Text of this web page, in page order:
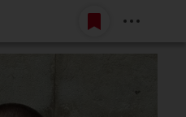
Belépés